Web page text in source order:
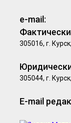
e-mail:
305016, г.
305044, г.
E-mail